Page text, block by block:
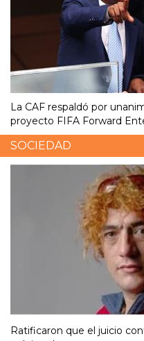
La CAF respaldó por
proyecto FIFA Forward
SOCIEDAD
Ratificaron que el juicio